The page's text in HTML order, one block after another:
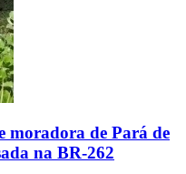
moradora de Pará de
na BR-262